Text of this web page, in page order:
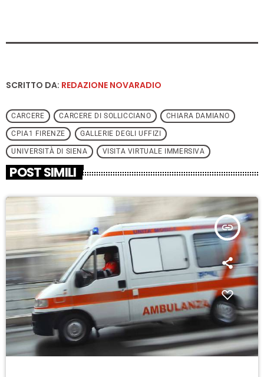
SCRITTO DA: REDAZIONE NOVARADIO
CARCERE CARCERE DI SOLLICCIANO CHIARA DAMIANO
CPIA1 FIRENZE GALLERIE DEGLI UFFIZI
UNIVERSITÀ DI SIENA VISITA VIRTUALE IMMERSIVA
POST SIMILI
insert_link